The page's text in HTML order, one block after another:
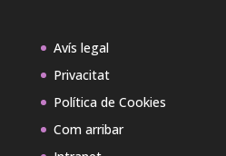
Avís legal
Privacitat
Política de Cookies
Com arribar